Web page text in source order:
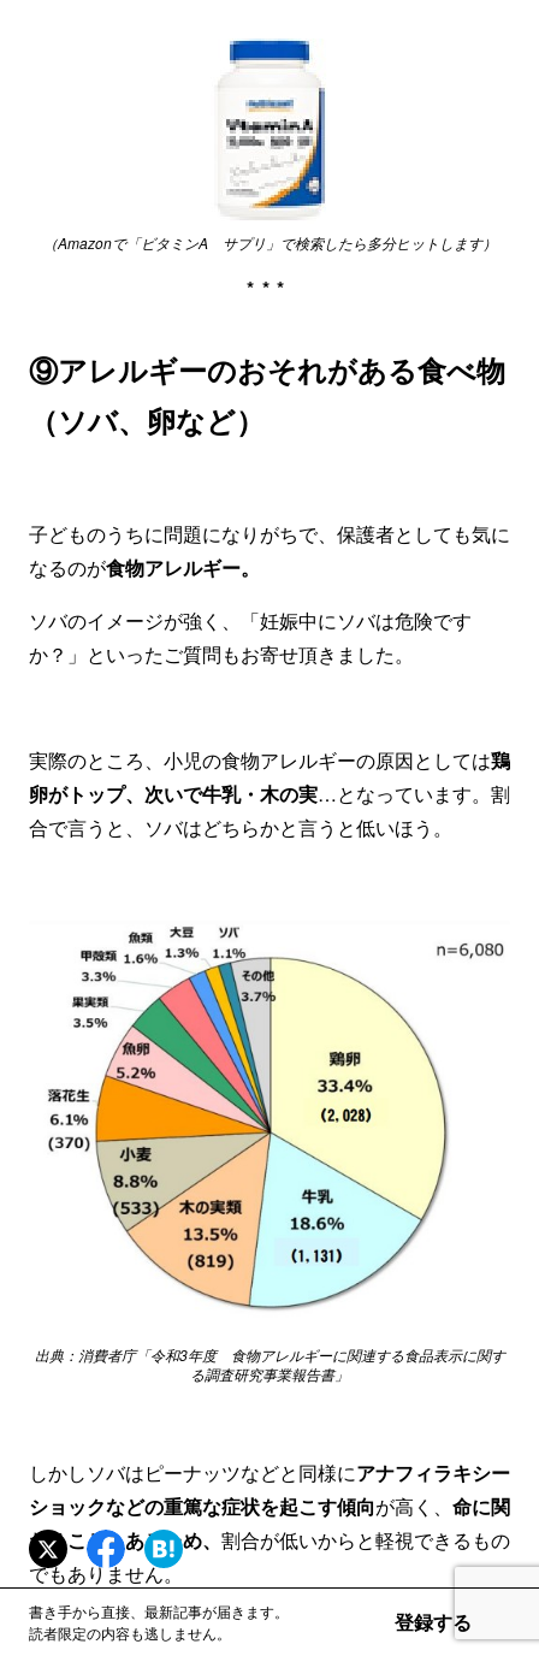
（Amazonで「ビタミンA サプリ」で検索したら多分ヒットします）
***
⑨アレルギーのおそれがある食べ物
（ソバ、卵など）
子どものうちに問題になりがちで、保護者としても気に
なるのが食物アレルギー。
ソバのイメージが強く、「妊娠中にソバは危険です
か？」といったご質問もお寄せ頂きました。
実際のところ、小児の食物アレルギーの原因としては鶏
卵がトップ、次いで牛乳・木の実…となっています。割
合で言うと、ソバはどちらかと言うと低いほう。
出典：消費者庁「令和3年度 食物アレルギーに関連する食品表示に関す
る調査研究事業報告書」
しかしソバはピーナッツなどと同様にアナフィラキシー
ショックなどの重篤な症状を起こす傾向が高く、 命に関
わることもあるため、 割合が低いからと軽視できるもの
でもありません。
書き手から直接、最新記事が届きます。
読者限定の内容も逃しません。
登録する